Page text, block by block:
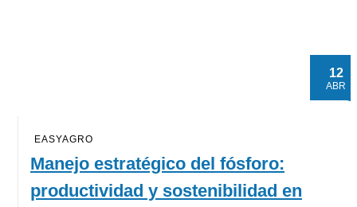
12
ABR
EASYAGRO
Manejo estratégico del fósforo:
productividad y sostenibilidad en